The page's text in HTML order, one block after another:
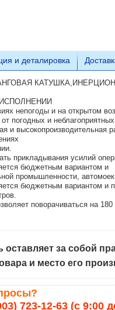
и деталировка
непогоды и на открытом
погодных и
и высокопроизводительная
прикладывания усилий
бюджетным вариантом и
промышленности,
бюджетным вариантом
поворачиваться на 180
за собой
и место его
723-12-63 (с 9:00